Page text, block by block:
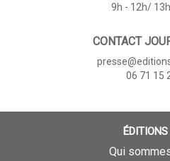
9h - 12h/
CONTACT
06 71 15
Qui